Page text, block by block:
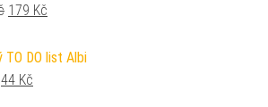
Původní cena byla: 199 Kč.
179 Kč
TO DO list Albi
Původní cena byla: 49 Kč.
44 Kč